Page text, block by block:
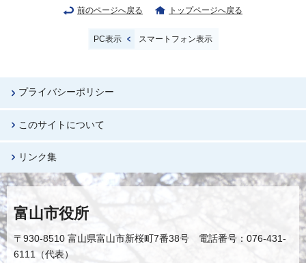
前のページへ戻る トップページへ戻る
PC表示 スマートフォン表示
プライバシーポリシー
このサイトについて
リンク集
富山市役所
〒930-8510 富山県富山市新桜町7番38号 電話番号：076-431-
6111（代表）